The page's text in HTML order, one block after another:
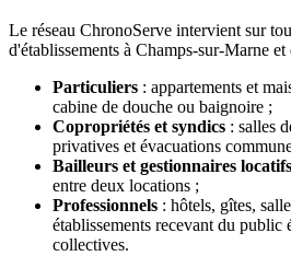
Le réseau ChronoServe intervient sur
d'établissements à Champs-sur-Marne
Particuliers : appartements et
cabine de douche ou baignoire ;
Copropriétés et syndics : salles
privatives et évacuations
Bailleurs et gestionnaires locatifs
entre deux locations ;
Professionnels : hôtels, gîtes,
établissements recevant du public
collectives.